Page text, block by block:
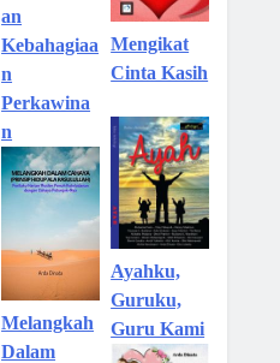
an
Kebahagiaa
n
Perkawina
n
Melangkah
Dalam
Mengikat
Cinta Kasih
Ayahku,
Guruku,
Guru Kami